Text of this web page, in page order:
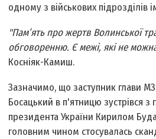
одному з військових підрозділів
"Пам’ять про жертв Волинської
обговоренню. Є межі, які не
Косніяк-Камиш.
Зазначимо, що заступник глави
Босацький в п'ятницю зустрівся з
президента України Кирилом
головним чином стосувалась